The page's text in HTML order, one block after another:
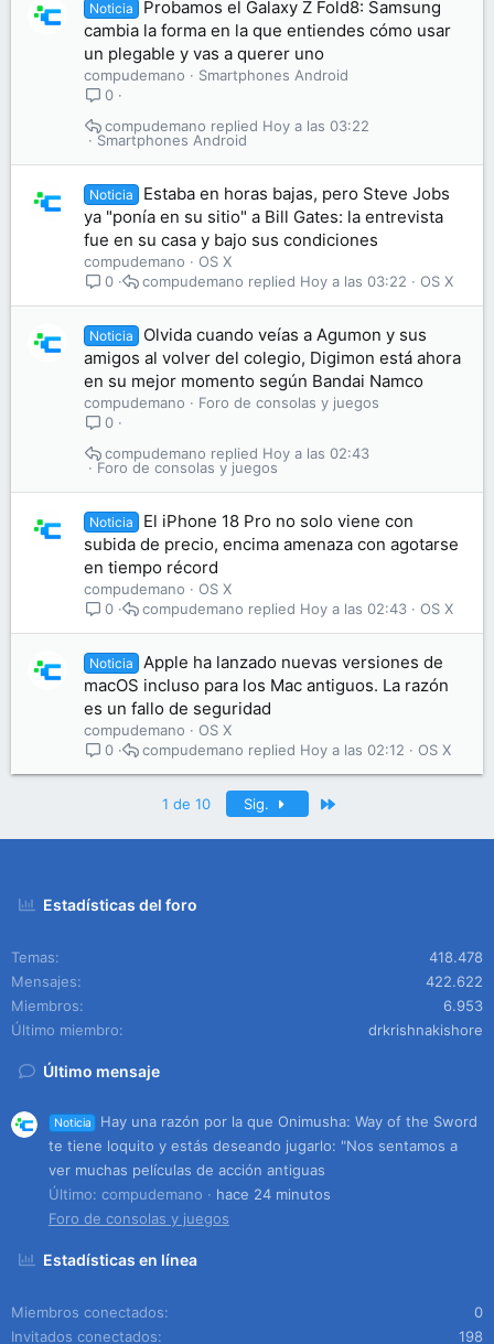
Noticia
Probamos el Galaxy Z Fold8: Samsung
cambia la forma en la que entiendes cómo usar
un plegable y vas a querer uno
compudemano
Smartphones Android
0
Smartphones Android
Hoy a las 03:22
compudemano
Noticia
Estaba en horas bajas, pero Steve Jobs
ya "ponía en su sitio" a Bill Gates: la entrevista
fue en su casa y bajo sus condiciones
compudemano
OS X
0
OS X
Hoy a las 03:22
compudemano
Noticia
Olvida cuando veías a Agumon y sus
amigos al volver del colegio, Digimon está ahora
en su mejor momento según Bandai Namco
compudemano
Foro de consolas y juegos
0
Foro de consolas y juegos
Hoy a las 02:43
compudemano
Noticia
El iPhone 18 Pro no solo viene con
subida de precio, encima amenaza con agotarse
en tiempo récord
compudemano
OS X
0
OS X
Hoy a las 02:43
compudemano
Noticia
Apple ha lanzado nuevas versiones de
macOS incluso para los Mac antiguos. La razón
es un fallo de seguridad
compudemano
OS X
0
OS X
Hoy a las 02:12
compudemano
1 de 10 Sig.
Estadísticas del foro
Temas
418.478
Mensajes
422.622
Miembros
6.953
Último miembro
drkrishnakishore
Último mensaje
Noticia
Hay una razón por la que Onimusha: Way of the Sword
te tiene loquito y estás deseando jugarlo: "Nos sentamos a
ver muchas películas de acción antiguas
Último: compudemano
hace 24 minutos
Foro de consolas y juegos
Estadísticas en línea
Miembros conectados
0
Invitados conectados
198